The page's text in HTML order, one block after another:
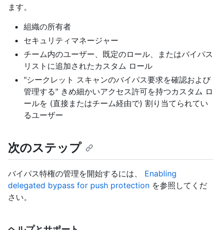
ます。
組織の所有者
セキュリティマネージャー
チーム内のユーザー、既定のロール、またはバイパス
リストに追加されたカスタム ロール
"シークレット スキャンのバイパス要求を確認および
管理する" きめ細かいアクセス許可を持つカスタム ロ
ールを (直接またはチーム経由で) 割り当てられてい
るユーザー
次のステップ
バイパス特権の管理を開始するには、 Enabling
delegated bypass for push protection を参照してくだ
さい。